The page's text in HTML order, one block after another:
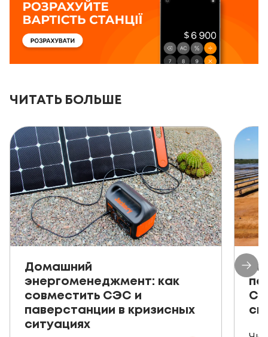
ЧИТАТЬ БОЛЬШЕ
Домашний
энергоменеджмент: как
совместить СЭС и
паверстанции в кризисных
ситуациях